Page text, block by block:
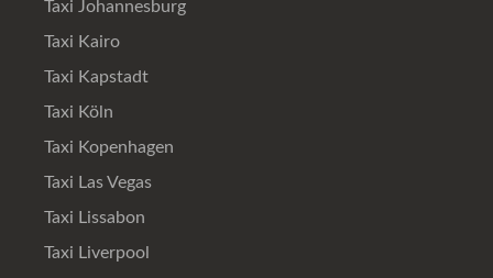
Taxi Johannesburg
Taxi Kairo
Taxi Kapstadt
Taxi Köln
Taxi Kopenhagen
Taxi Las Vegas
Taxi Lissabon
Taxi Liverpool